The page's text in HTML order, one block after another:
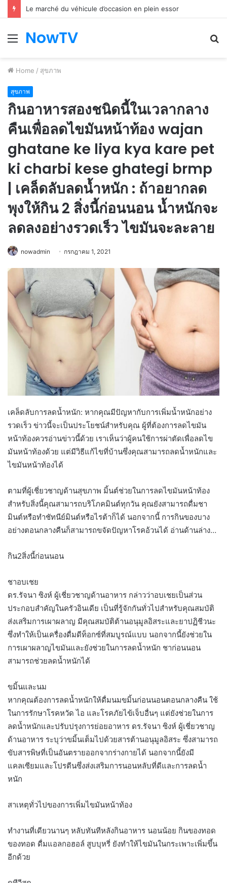
Le marché du véhicule d’occasion en plein essor
Menu
NowTV
Home / สุขภาพ
สุขภาพ
กินอาหารสองชนิดนี้ในเวลากลาง
คืนเพื่อลดไขมันหน้าท้อง wajan
ghatane ke liya kya kare pet
ki charbi kese ghategi brmp
| เคล็ดลับลดน้ำหนัก : ถ้าอยากลด
พุงให้กิน 2 สิ่งนี้ก่อนนอน น้ำหนักจะ
ลดลงอย่างรวดเร็ว ไขมันจะละลาย
nowadmin กรกฎาคม 1, 2021
เคล็ดลับการลดน้ำหนัก: หากคุณมีปัญหากับการเพิ่มน้ำหนักอย่าง
รวดเร็ว ข่าวนี้จะเป็นประโยชน์สำหรับคุณ ผู้ที่ต้องการลดไขมัน
หน้าท้องควรอ่านข่าวนี้ด้วย เราเห็นว่าผู้คนใช้การผ่าตัดเพื่อลดไข
มันหน้าท้องด้วย แต่มีวิธีแก้ไขที่บ้านซึ่งคุณสามารถลดน้ำหนักและ
ไขมันหน้าท้องได้
ตามที่ผู้เชี่ยวชาญด้านสุขภาพ มิ้นต์ช่วยในการลดไขมันหน้าท้อง
สำหรับสิ่งนี้คุณสามารถบริโภคมินต์ทุกวัน คุณยังสามารถดื่มชา
มินต์หรือทำชัทนีย์มินต์หรือไรต้าก็ได้ นอกจากนี้ การกินของบาง
อย่างตอนกลางคืนก็สามารถขจัดปัญหาโรคอ้วนได้ อ่านด้านล่าง…
กิน2สิ่งนี้ก่อนนอน
ชาอบเชย
ดร.รัจนา ซิงห์ ผู้เชี่ยวชาญด้านอาหาร กล่าวว่าอบเชยเป็นส่วน
ประกอบสำคัญในครัวอินเดีย เป็นที่รู้จักกันทั่วไปสำหรับคุณสมบัติ
ส่งเสริมการเผาผลาญ มีคุณสมบัติต้านอนุมูลอิสระและยาปฏิชีวนะ
ซึ่งทำให้เป็นเครื่องดื่มดีท็อกซ์ที่สมบูรณ์แบบ นอกจากนี้ยังช่วยใน
การเผาผลาญไขมันและยังช่วยในการลดน้ำหนัก ชาก่อนนอน
สามารถช่วยลดน้ำหนักได้
ขมิ้นและนม
หากคุณต้องการลดน้ำหนักให้ดื่มนมขมิ้นก่อนนอนตอนกลางคืน ใช้
ในการรักษาโรคหวัด ไอ และโรคภัยไข้เจ็บอื่นๆ แต่ยังช่วยในการ
ลดน้ำหนักและปรับปรุงการย่อยอาหาร ดร.รัจนา ซิงห์ ผู้เชี่ยวชาญ
ด้านอาหาร ระบุว่าขมิ้นเต็มไปด้วยสารต้านอนุมูลอิสระ ซึ่งสามารถ
ขับสารพิษที่เป็นอันตรายออกจากร่างกายได้ นอกจากนี้ยังมี
แคลเซียมและโปรตีนซึ่งส่งเสริมการนอนหลับที่ดีและการลดน้ำ
หนัก
สาเหตุทั่วไปของการเพิ่มไขมันหน้าท้อง
ทำงานที่เดียวนานๆ หลับทันทีหลังกินอาหาร นอนน้อย กินของทอด
ของทอด ดื่มแอลกอฮอล์ สูบบุหรี่ ยังทำให้ไขมันในกระเพาะเพิ่มขึ้น
อีกด้วย